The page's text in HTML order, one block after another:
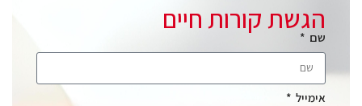
הגשת קורות חיים
שם
אימייל